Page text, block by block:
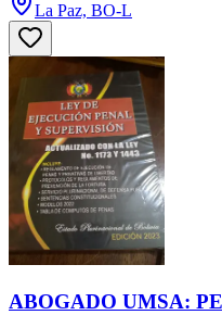
La Paz, BO-L
ABOGADO UMSA: